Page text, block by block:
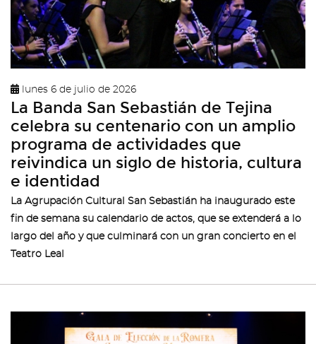
lunes 6 de julio de 2026
La Banda San Sebastián de Tejina
celebra su centenario con un amplio
programa de actividades que
reivindica un siglo de historia, cultura
e identidad
La Agrupación Cultural San Sebastián ha inaugurado este
fin de semana su calendario de actos, que se extenderá a lo
largo del año y que culminará con un gran concierto en el
Teatro Leal